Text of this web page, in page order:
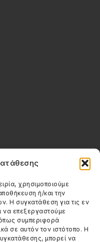
χρησιμοποιούμε
ή/και την
Η συγκατάθεση για τις εν
να επεξεργαστούμε
συμπεριφορά
σε αυτόν τον ιστότοπο. Η
μπορεί να